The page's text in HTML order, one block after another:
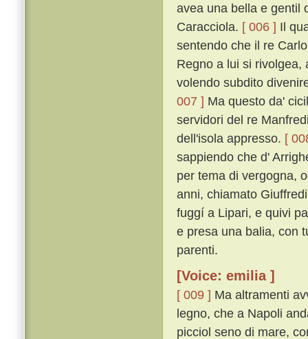
avea una bella e gentil
Caracciola. [ 006 ] Il
sentendo che il re
Regno a lui si rivolgea,
volendo subdito
007 ] Ma questo da'
servidori del re
dell'isola appresso. [
sappiendo che d'
per tema di vergogna,
anni, chiamato
fuggí a Lipari, e quivi
e presa una balia, con
parenti.
[Voice: emilia ]
[ 009 ] Ma altramenti
legno, che a Napoli
picciol seno di mare,